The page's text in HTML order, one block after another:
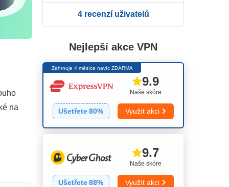
na
4 recenzí uživatelů
Nejlepší akce VPN
Zahrnuje 4 měsíce navíc ZDARMA
Naše skóre
9.9
Ušetřete 80% Využít akci
Naše skóre
9.7
Ušetřete 88% Využít akci